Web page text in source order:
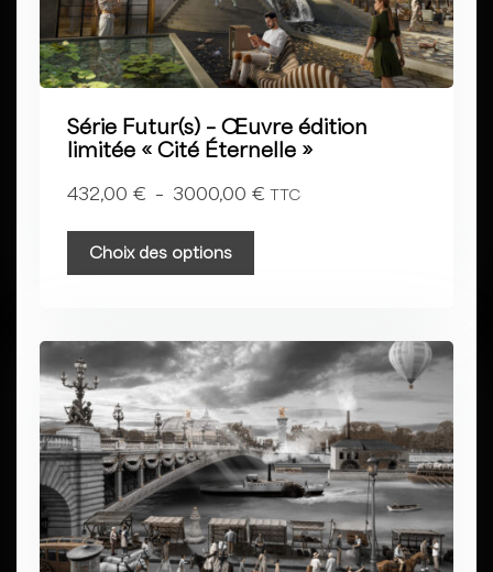
Série Futur(s) – Œuvre édition
limitée « Cité Éternelle »
432,00 € – 3000,00 € TTC
Choix des options